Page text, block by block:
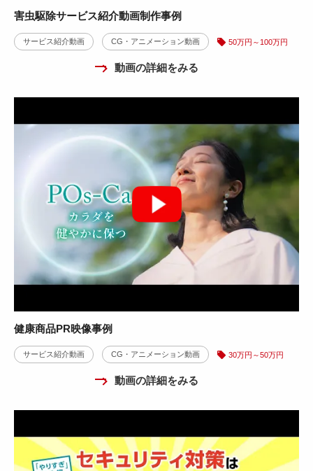
害虫駆除サービス紹介動画制作事例
サービス紹介動画 CG・アニメーション動画 50万円～100万円
動画の詳細をみる
健康商品PR映像事例
サービス紹介動画 CG・アニメーション動画 30万円～50万円
動画の詳細をみる